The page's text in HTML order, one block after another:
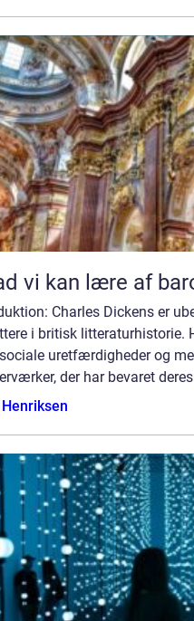
vi kan lære af
Charles Dickens er
i britisk litteraturhistorie.
uretfærdigheder og
der har bevaret